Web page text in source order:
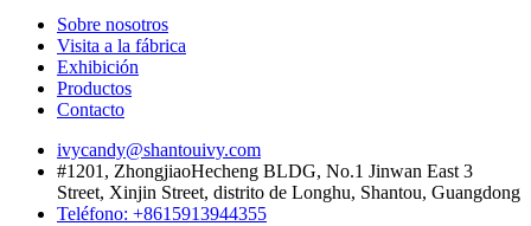
Sobre nosotros
Visita a la fábrica
Exhibición
Productos
Contacto
ivycandy@shantouivy.com
#1201, ZhongjiaoHecheng BLDG, No.1 Jinwan East 3
Street, Xinjin Street, distrito de Longhu, Shantou, Guangdong
Teléfono: +8615913944355